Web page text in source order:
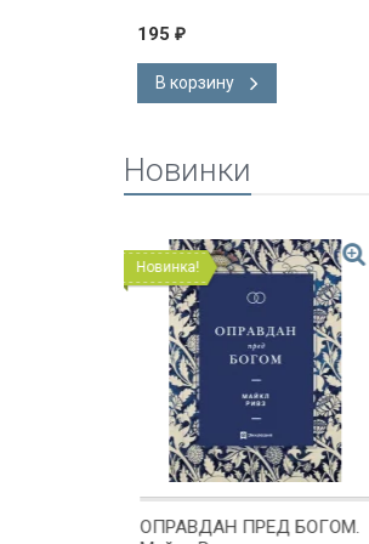
195 ₽
В корзину
Новинки
Новинка!
ОПРАВДАН ПРЕД БОГОМ.